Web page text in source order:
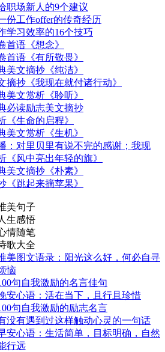
职场新人的9个建议
份工作offer的传奇经历
学习效率的16个技巧
首语《想念》
首语《有所敬畏》
美文摘抄《纯洁》
摘抄《我现在就付诸行动》
美文赏析《聆听》
必读励志美文摘抄
《生命的启程》
美文赏析《生机》
：对里贝里有说不完的感谢；我现
《风中亮出年轻的旗》
美文摘抄《朴素》
《跳起来摘苹果》
美句子
生感悟
情随笔
歌大全
美图文语录：阳光这么好，何必自寻
恼
句自我激励的名言佳句
安心语：活在当下，且行且珍惜
句自我激励的励志名言
没有遇到过这样触动心灵的一句话
安心语：生活简单，目标明确，自然
行远